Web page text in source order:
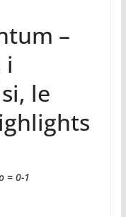
–
i
le
= 0-1